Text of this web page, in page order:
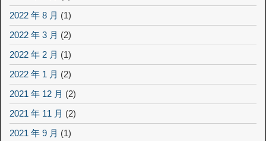
2022 年 8 月 (1)
2022 年 3 月 (2)
2022 年 2 月 (1)
2022 年 1 月 (2)
2021 年 12 月 (2)
2021 年 11 月 (2)
2021 年 9 月 (1)